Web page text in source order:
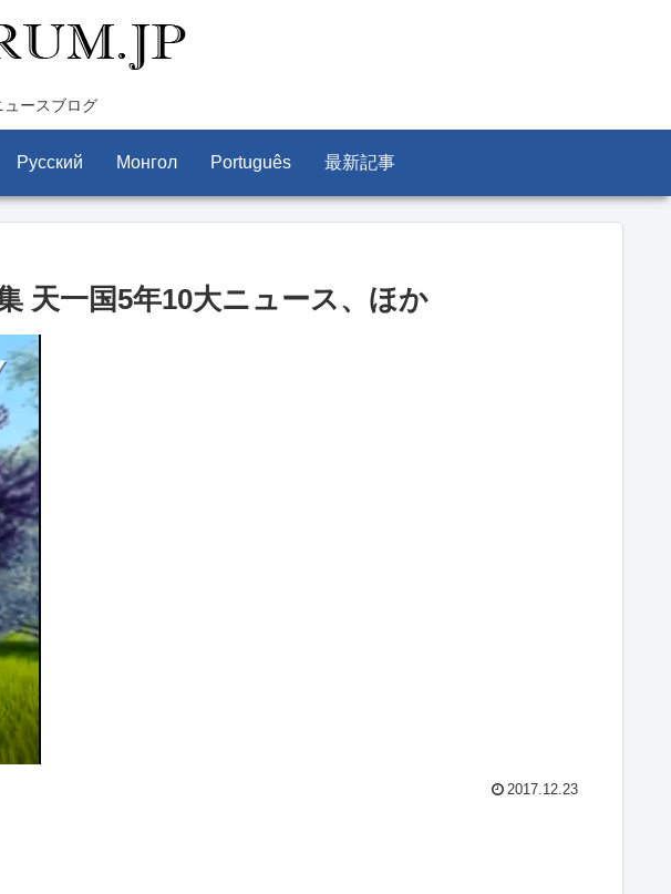
ースブログ
Pусский Монгол Português 最新記事
天一国5年10大ニュース、ほか
2017.12.23